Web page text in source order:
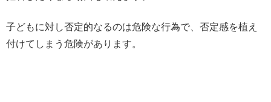
子どもに対し否定的なるのは危険な行為で、否定感を植え
付けてしまう危険があります。